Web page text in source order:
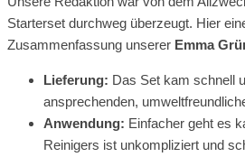
Starterset durchweg überzeugt. Hier
Zusammenfassung unserer Emma
Lieferung: Das Set kam schnell
ansprechenden,
Anwendung: Einfacher geht es
Reinigers ist unkompliziert und